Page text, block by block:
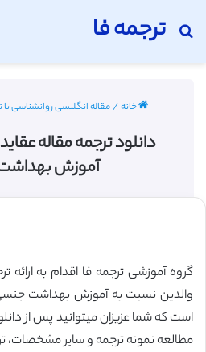
ترجمه فا
جستجو برای
خانه/مقاله انگلیسی روانشناسی با ترجمه
دانلود ترجمه مقاله
آموزش
گروه آموزشی ترجمه فا اقدام به ارائه
والدین نسبت به آموزش بهداشت
است که شما عزیزان میتوانید پس از
مطالعه نمونه ترجمه و سایر مشخصات،